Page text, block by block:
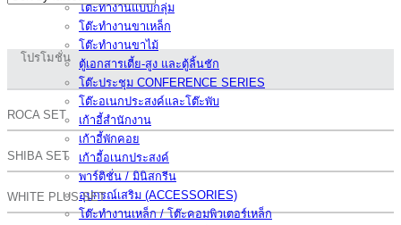
โต๊ะทำงานแบบกลุ่ม
โต๊ะทำงานขาเหล็ก
โต๊ะทำงานขาไม้
ตู้เอกสารเตี้ย-สูง และตู้ลิ้นชัก
โต๊ะประชุม CONFERENCE SERIES
โต๊ะอเนกประสงค์และโต๊ะพับ
เก้าอี้สำนักงาน
เก้าอี้พักคอย
เก้าอี้อเนกประสงค์
พาร์ติชั่น / มินิสกรีน
อุปกรณ์เสริม (ACCESSORIES)
โต๊ะทำงานเหล็ก / โต๊ะคอมพิวเตอร์เหล็ก
โปรโมชั่น
ROCA SET
SHIBA SET
WHITE PLUS SET